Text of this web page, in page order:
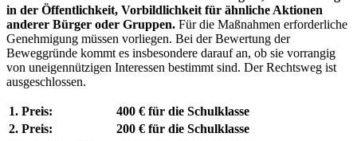
in der Öffentlichkeit, Vorbildlichkeit für ähnliche Aktionen
anderer Bürger oder Gruppen. Für die Maßnahmen erforderliche
Genehmigung müssen vorliegen. Bei der Bewertung der
Beweggründe kommt es insbesondere darauf an, ob sie vorrangig
von uneigennützigen Interessen bestimmt sind. Der Rechtsweg ist
ausgeschlossen.
1. Preis:
400 € für die Schulklasse
2. Preis:
200 € für die Schulklasse